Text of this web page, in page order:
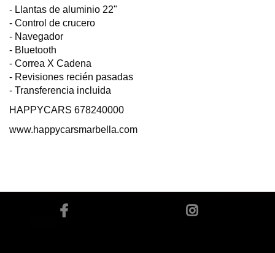
- Llantas de aluminio 22"
- Control de crucero
- Navegador
- Bluetooth
- Correa X Cadena
- Revisiones recién pasadas
- Transferencia incluida
HAPPYCARS 678240000
www.happycarsmarbella.com